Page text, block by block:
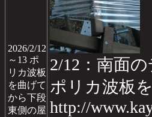
2026/2/12
～13 ポ
リカ波板
を曲げて
から下段
東側の屋
2/12：南面
ポリカ波板
http://